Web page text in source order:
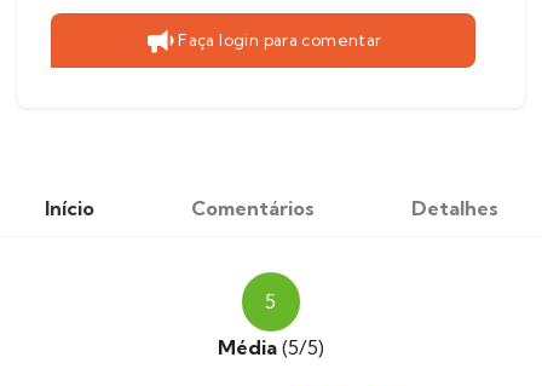
Faça login para comentar
Início Comentários Detalhes
5
Média (5/5)